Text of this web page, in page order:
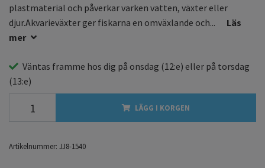
plastmaterial och påverkar varken vatten, växter eller
djur.Akvarieväxter ger fiskarna en omväxlande och...
Läs
mer
Väntas framme hos dig på onsdag (12:e) eller på torsdag
(13:e)
LÄGG I KORGEN
Artikelnummer: JJ8-1540